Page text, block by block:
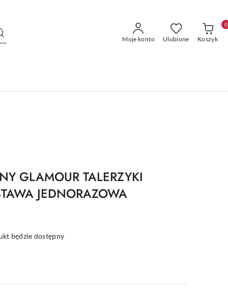
Moje konto Ulubione Koszyk
0
GLAMOUR TALERZYKI
JEDNORAZOWA
będzie dostępny